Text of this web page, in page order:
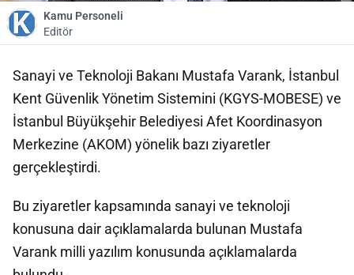
Kamu Personeli
Editör
Sanayi ve Teknoloji Bakanı Mustafa Varank, İstanbul
Kent Güvenlik Yönetim Sistemini (KGYS-MOBESE) ve
İstanbul Büyükşehir Belediyesi Afet Koordinasyon
Merkezine (AKOM) yönelik bazı ziyaretler
gerçekleştirdi.
Bu ziyaretler kapsamında sanayi ve teknoloji
konusuna dair açıklamalarda bulunan Mustafa
Varank milli yazılım konusunda açıklamalarda